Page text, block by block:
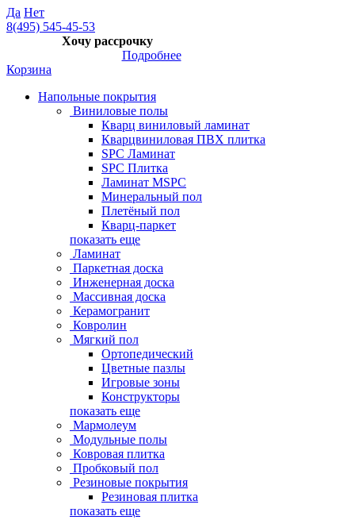
Да Нет
8(495) 545-45-53
Хочу рассрочку
Подробнее
Корзина
Напольные покрытия
Виниловые полы
Кварц виниловый ламинат
Кварцвиниловая ПВХ плитка
SPC Ламинат
SPC Плитка
Ламинат MSPC
Минеральный пол
Плетёный пол
Кварц-паркет
показать еще
Ламинат
Паркетная доска
Инженерная доска
Массивная доска
Керамогранит
Ковролин
Мягкий пол
Ортопедический
Цветные пазлы
Игровые зоны
Конструкторы
показать еще
Мармолеум
Модульные полы
Ковровая плитка
Пробковый пол
Резиновые покрытия
Резиновая плитка
показать еще